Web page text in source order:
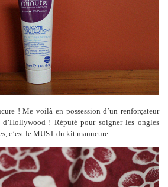
! Me voilà en possession d’un renforçateur
! Réputé pour soigner les ongles
c’est le MUST du kit manucure.